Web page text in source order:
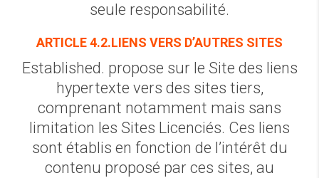
seule responsabilité.
ARTICLE 4.2.LIENS VERS D’AUTRES SITES
Established. propose sur le Site des liens
hypertexte vers des sites tiers,
comprenant notamment mais sans
limitation les Sites Licenciés. Ces liens
sont établis en fonction de l’intérêt du
contenu proposé par ces sites, au